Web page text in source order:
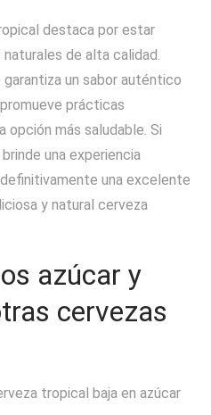
destaca por estar
de alta calidad.
un sabor auténtico
prácticas
opción más saludable. Si
una experiencia
una excelente
y natural cerveza
azúcar y
cervezas
tropical baja en azúcar